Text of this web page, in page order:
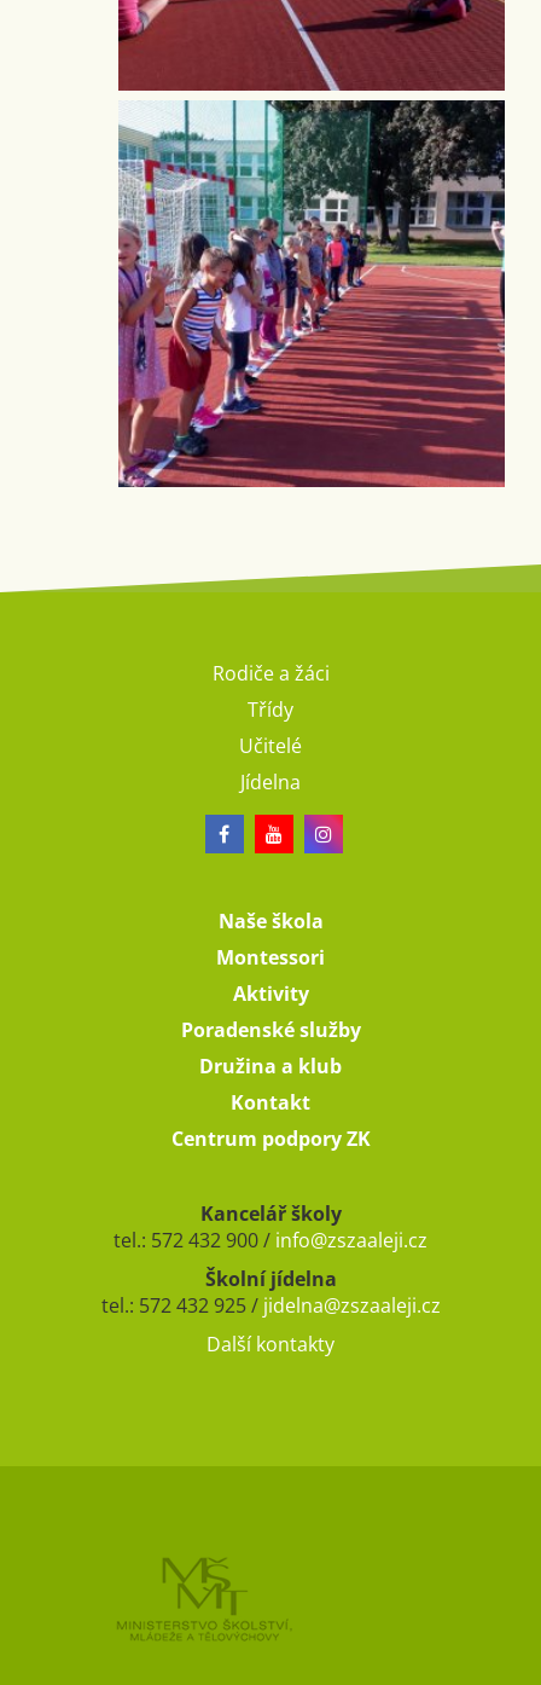
Rodiče a žáci
Třídy
Učitelé
Jídelna
Naše škola
Montessori
Aktivity
Poradenské služby
Družina a klub
Kontakt
Centrum podpory ZK
Kancelář školy
tel.: 572 432 900 / info@zszaaleji.cz
Školní jídelna
tel.: 572 432 925 / jidelna@zszaaleji.cz
Další kontakty